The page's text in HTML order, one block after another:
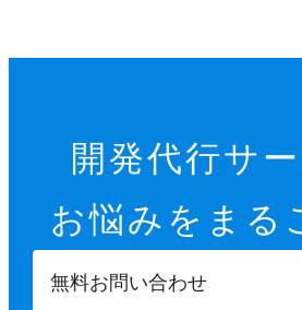
開発代行サ
お悩みをまる
無料お問い合わせ